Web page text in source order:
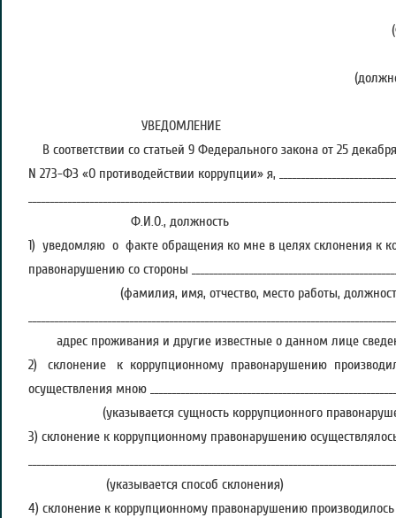
(Ф.И.О.
(должность, номер
УВЕДОМЛЕНИЕ
В соответствии со статьей 9 Федерального закона от 25
N 273-ФЗ «О противодействии коррупции» я,
Ф.И.О., должность
1) уведомляю о факте обращения ко мне в целях склонения к
правонарушению со стороны
(фамилия, имя, отчество, место работы,
адрес проживания и другие известные о данном лице
2) склонение к коррупционному правонарушению
осуществления мною
(указывается сущность коррупционного
3) склонение к коррупционному правонарушению
(указывается способ склонения)
4) склонение к коррупционному правонарушению производилось